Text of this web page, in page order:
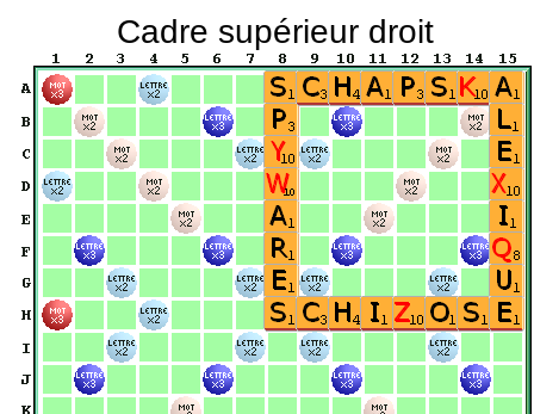
Cadre supérieur droit